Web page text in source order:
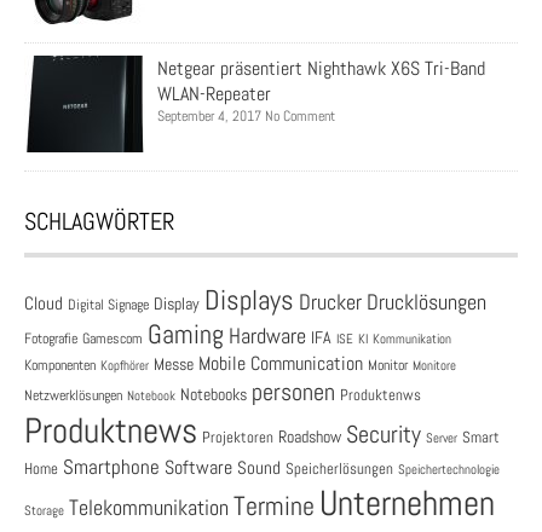
Netgear präsentiert Nighthawk X6S Tri-Band
WLAN-Repeater
September 4, 2017 No Comment
SCHLAGWÖRTER
Cloud Digital Signage Display Displays Drucker Drucklösungen
Fotografie Gamescom Gaming Hardware IFA ISE KI Kommunikation
Komponenten Kopfhörer Messe Mobile Communication Monitor Monitore
Netzwerklösungen Notebook Notebooks personen Produktenws
Produktnews Projektoren Roadshow Security Server Smart
Home Smartphone Software Sound Speicherlösungen Speichertechnologie
Storage Telekommunikation Termine Unternehmen